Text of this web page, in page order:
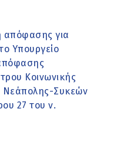
απόφασης για
Υπουργείο
Κοινωνικής
Νεάπολης-Συκεών
27 του ν.